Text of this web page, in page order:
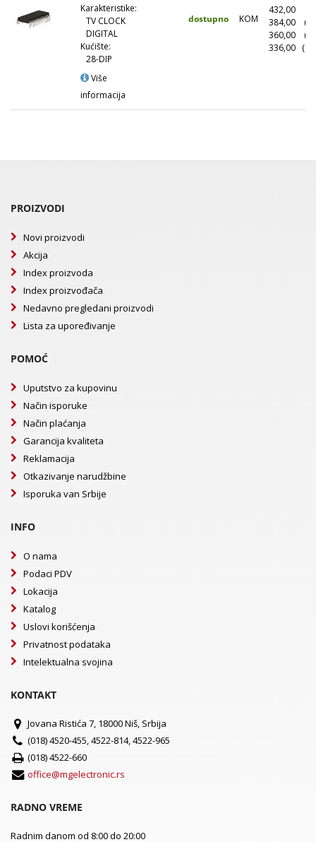
Karakteristike:
TV CLOCK
DIGITAL
Kućište:
28-DIP
Više
informacija
dostupno KOM
432,00
384,00
360,00
336,00
PROIZVODI
Novi proizvodi
Akcija
Index proizvoda
Index proizvođača
Nedavno pregledani proizvodi
Lista za upoređivanje
POMOĆ
Uputstvo za kupovinu
Način isporuke
Način plaćanja
Garancija kvaliteta
Reklamacija
Otkazivanje narudžbine
Isporuka van Srbije
INFO
O nama
Podaci PDV
Lokacija
Katalog
Uslovi korišćenja
Privatnost podataka
Intelektualna svojina
KONTAKT
Jovana Ristića 7, 18000 Niš, Srbija
(018) 4520-455, 4522-814, 4522-965
(018) 4522-660
office@mgelectronic.rs
RADNO VREME
Radnim danom od 8:00 do 20:00